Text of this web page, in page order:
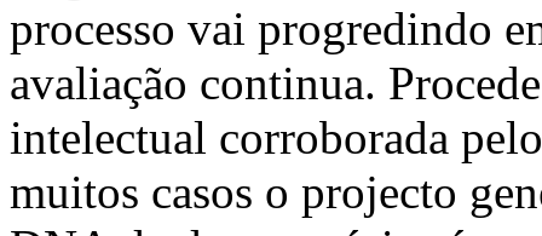
processo vai progredindo
avaliação continua.
intelectual corroborada
muitos casos o projecto